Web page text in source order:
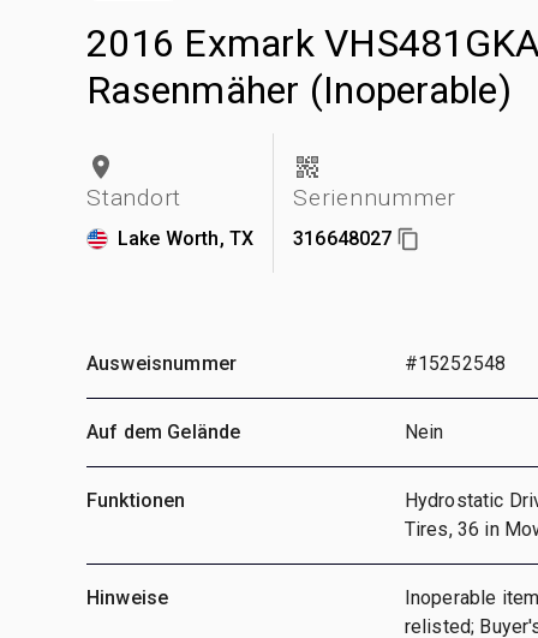
2016 Exmark
Rasenmäher (Inoperable)
Standort
Lake Worth, TX
Seriennummer
316648027
Ausweisnummer #15252548
Auf dem Gelände Nein
Funktionen
Hydrostatic
Tires, 36 in
Hinweise
Inoperable
relisted;